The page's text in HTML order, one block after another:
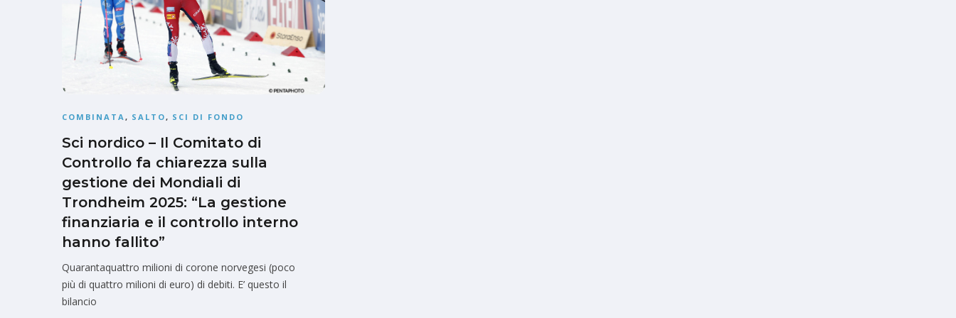
COMBINATA, SALTO, SCI DI FONDO
Sci nordico – Il Comitato di
Controllo fa chiarezza sulla
gestione dei Mondiali di
Trondheim 2025: “La gestione
finanziaria e il controllo interno
hanno fallito”
Quarantaquattro milioni di corone norvegesi (poco
più di quattro milioni di euro) di debiti. E’ questo il
bilancio